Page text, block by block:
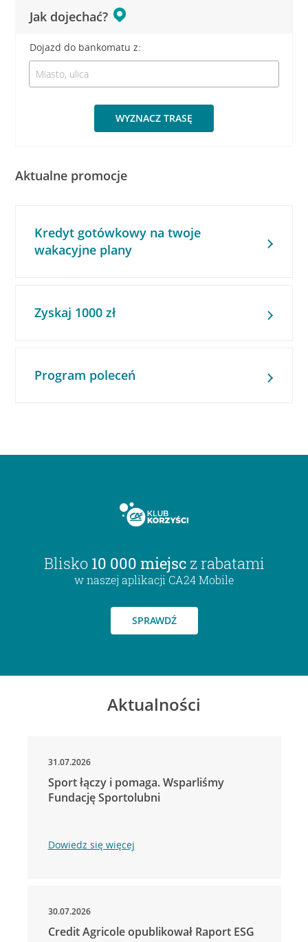
Jak dojechać?
Dojazd do bankomatu z:
WYZNACZ TRASĘ
Aktualne promocje
Kredyt gotówkowy na twoje
wakacyjne plany
Zyskaj 1000 zł
Program poleceń
Blisko 10 000 miejsc z rabatami
w naszej aplikacji CA24 Mobile
SPRAWDŹ
Aktualności
31.07.2026
Sport łączy i pomaga. Wsparliśmy
Fundację Sportolubni
Dowiedz się więcej
30.07.2026
Credit Agricole opublikował Raport ESG